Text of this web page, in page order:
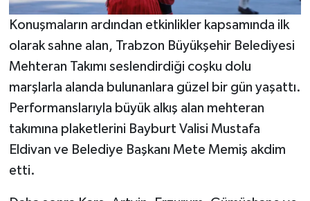
Konuşmaların ardından etkinlikler kapsamında ilk
olarak sahne alan, Trabzon Büyükşehir Belediyesi
Mehteran Takımı seslendirdiği coşku dolu
marşlarla alanda bulunanlara güzel bir gün yaşattı.
Performanslarıyla büyük alkış alan mehteran
takımına plaketlerini Bayburt Valisi Mustafa
Eldivan ve Belediye Başkanı Mete Memiş akdim
etti.